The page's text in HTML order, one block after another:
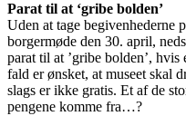
Parat til at ‘gribe bolden’
Uden at tage begivenhederne
borgermøde den 30. april,
parat til at ’gribe bolden’,
fald er ønsket, at museet skal
slags er ikke gratis. Et af de
pengene komme fra…?